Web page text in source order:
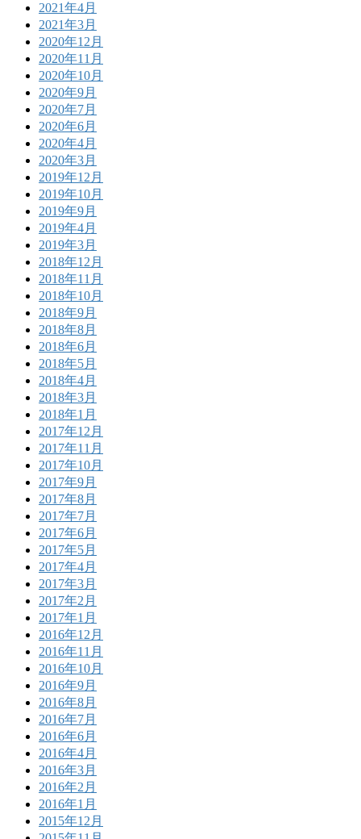
2021年4月
2021年3月
2020年12月
2020年11月
2020年10月
2020年9月
2020年7月
2020年6月
2020年4月
2020年3月
2019年12月
2019年10月
2019年9月
2019年4月
2019年3月
2018年12月
2018年11月
2018年10月
2018年9月
2018年8月
2018年6月
2018年5月
2018年4月
2018年3月
2018年1月
2017年12月
2017年11月
2017年10月
2017年9月
2017年8月
2017年7月
2017年6月
2017年5月
2017年4月
2017年3月
2017年2月
2017年1月
2016年12月
2016年11月
2016年10月
2016年9月
2016年8月
2016年7月
2016年6月
2016年4月
2016年3月
2016年2月
2016年1月
2015年12月